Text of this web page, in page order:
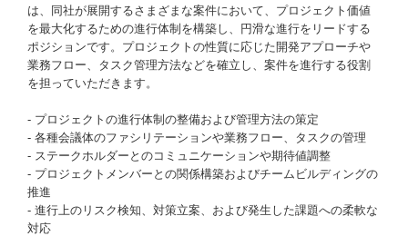
は、同社が展開するさまざまな案件において、プロジェクト価値
を最大化するための進行体制を構築し、円滑な進行をリードする
ポジションです。プロジェクトの性質に応じた開発アプローチや
業務フロー、タスク管理方法などを確立し、案件を進行する役割
を担っていただきます。
- プロジェクトの進行体制の整備および管理方法の策定
- 各種会議体のファシリテーションや業務フロー、タスクの管理
- ステークホルダーとのコミュニケーションや期待値調整
- プロジェクトメンバーとの関係構築およびチームビルディングの
推進
- 進行上のリスク検知、対策立案、および発生した課題への柔軟な
対応